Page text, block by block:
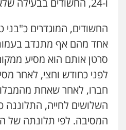
ו-24, החשודים בבעילה שלא בהסכמה חופשית.
החשודים, המוגדרים
אחד מהם אף מתנדב
סרטן אותם הוא מסיע
לפני כחודש וחצי, לאחר
חברו, לאחר שאחת
השלושים לחייה, התלוננה
המסיבה. לפי תלונתה של